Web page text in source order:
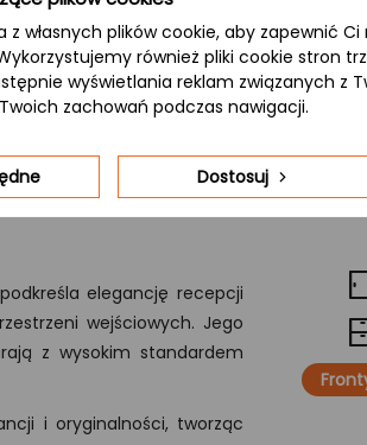
elegancję recepcji
wejściowych. Jego
z wysokim standardem
i oryginalności, tworząc
z własnych plików cookie, aby zapewnić
również pliki cookie stron
wyświetlania reklam związanych z
zachowań podczas nawigacji.
Dostosuj